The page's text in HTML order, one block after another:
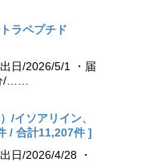
ラペプチド
日/2026/5/1 ・届
/……
/イソアリイン、
/ 合計11,207件 ]
日/2026/4/28 ・